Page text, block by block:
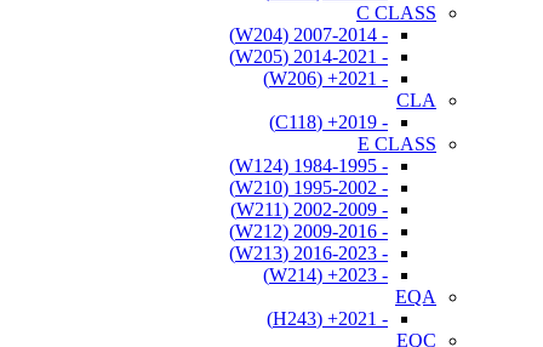
C CLASS
- 2007-2014 (W204)
- 2014-2021 (W205)
- 2021+ (W206)
CLA
- 2019+ (C118)
E CLASS
- 1984-1995 (W124)
- 1995-2002 (W210)
- 2002-2009 (W211)
- 2009-2016 (W212)
- 2016-2023 (W213)
- 2023+ (W214)
EQA
- 2021+ (H243)
EQC